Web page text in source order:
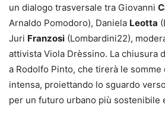
un dialogo trasversale tra Giovanni
Arnaldo Pomodoro), Daniela Leotta
Juri Franzosi (Lombardini22),
attivista Viola Drèssino. La chiusura
a Rodolfo Pinto, che tirerà le somme
intensa, proiettando lo sguardo
per un futuro urbano più sostenibile